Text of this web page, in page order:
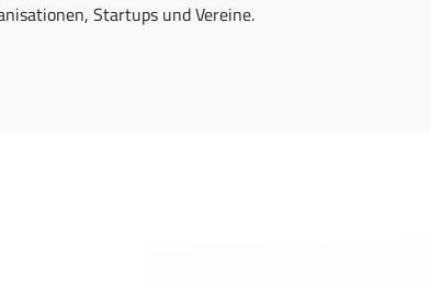
Startups und Vereine.